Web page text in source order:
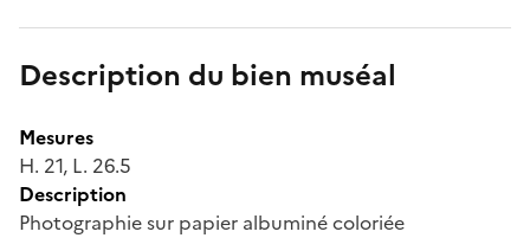
Description du bien muséal
Mesures
H. 21, L. 26.5
Description
Photographie sur papier albuminé coloriée